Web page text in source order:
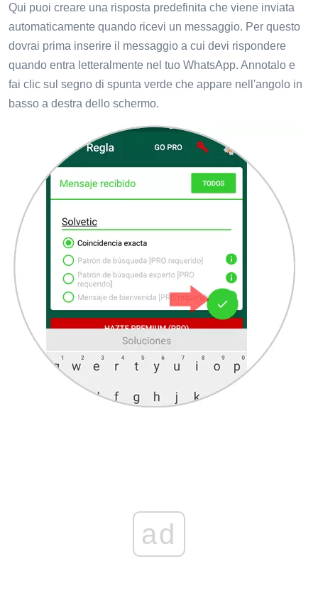
Qui puoi creare una risposta predefinita che viene inviata
automaticamente quando ricevi un messaggio. Per questo
dovrai prima inserire il messaggio a cui devi rispondere
quando entra letteralmente nel tuo WhatsApp. Annotalo e
fai clic sul segno di spunta verde che appare nell'angolo in
basso a destra dello schermo.
ad